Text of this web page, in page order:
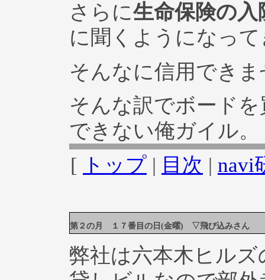
さらに生命保険の
に聞くようになっ
そんなに信用でき
そんな訳でボード
できない俺ガイル。
[
トップ | 目次 | navi
第２の月 １７番目の日(金曜) ▽飛び込みさん
弊社は六本木ヒル